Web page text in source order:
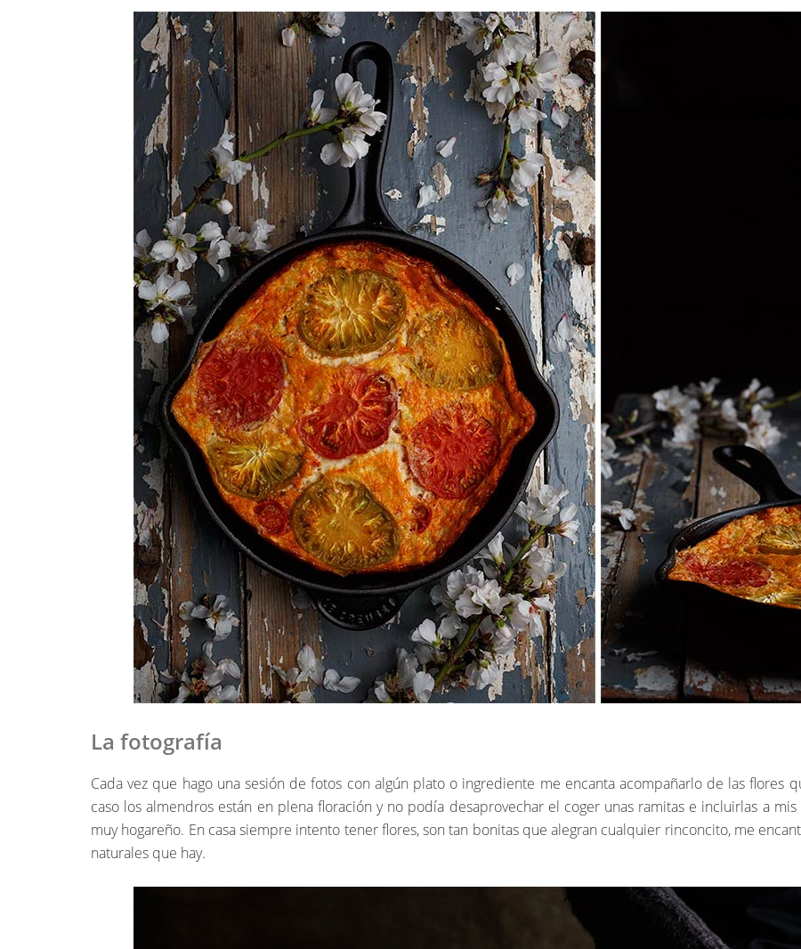
La fotografía
Cada vez que hago una sesión de fotos con algún plato o ingrediente me encanta acompañarlo de las flores
caso los almendros están en plena floración y no podía desaprovechar el coger unas ramitas e incluirlas a
muy hogareño. En casa siempre intento tener flores, son tan bonitas que alegran cualquier rinconcito, me
naturales que hay.